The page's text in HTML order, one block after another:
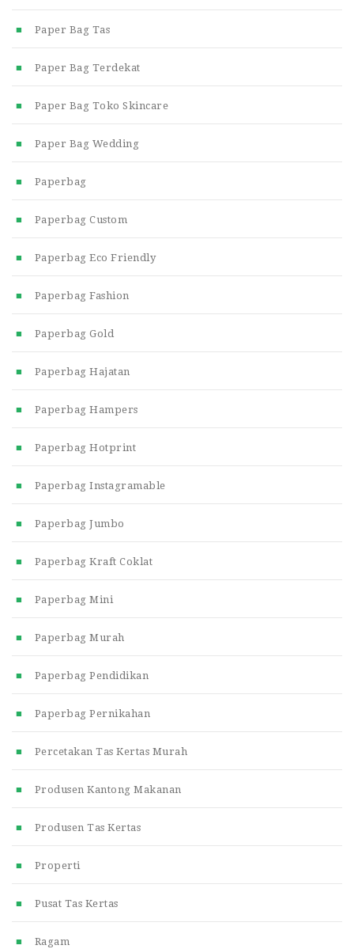
Paper Bag Tas
Paper Bag Terdekat
Paper Bag Toko Skincare
Paper Bag Wedding
Paperbag
Paperbag Custom
Paperbag Eco Friendly
Paperbag Fashion
Paperbag Gold
Paperbag Hajatan
Paperbag Hampers
Paperbag Hotprint
Paperbag Instagramable
Paperbag Jumbo
Paperbag Kraft Coklat
Paperbag Mini
Paperbag Murah
Paperbag Pendidikan
Paperbag Pernikahan
Percetakan Tas Kertas Murah
Produsen Kantong Makanan
Produsen Tas Kertas
Properti
Pusat Tas Kertas
Ragam